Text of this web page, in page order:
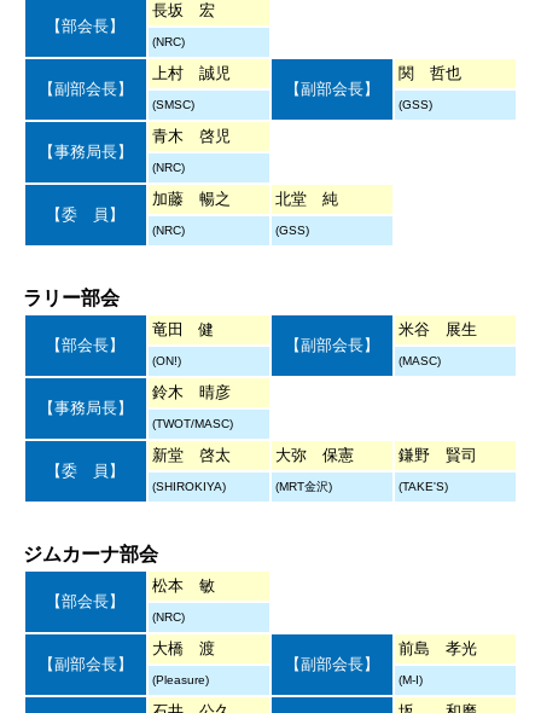
【部会長】
長坂 宏
(NRC)
【副部会長】
上村 誠児
【副部会長】
関 哲也
(SMSC) (GSS)
【事務局長】
青木 啓児
(NRC)
【委 員】
加藤 暢之 北堂 純
(NRC) (GSS)
ラリー部会
【部会長】
竜田 健
【副部会長】
米谷 展生
(ON!) (MASC)
【事務局長】
鈴木 晴彦
(TWOT/MASC)
【委 員】
新堂 啓太 大弥 保憲 鎌野 賢司
(SHIROKIYA) (MRT金沢) (TAKE'S)
ジムカーナ部会
【部会長】
松本 敏
(NRC)
【副部会長】
大橋 渡
【副部会長】
前島 孝光
(Pleasure) (M-I)